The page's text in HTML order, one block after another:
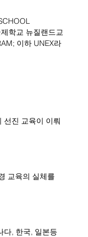
학교 뉴질랜드교
이하 UNEX라
선진 교육이 이뤄
교육의 실체를
다, 한국, 일본등